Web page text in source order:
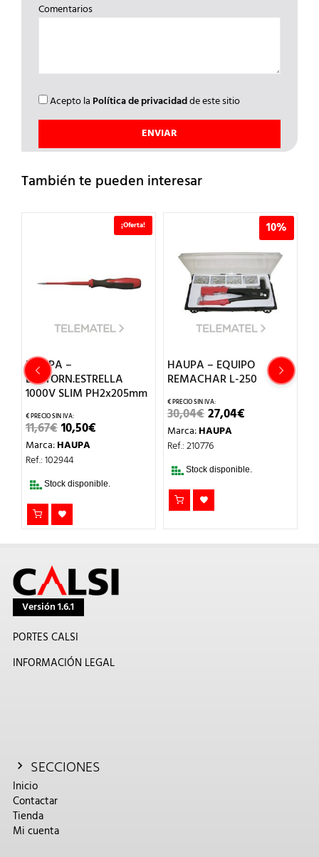
Comentarios
Acepto la Política de privacidadde este sitio
También te pueden interesar
¡Oferta!
HAUPA –
DESTORN.ESTRELLA
1000V SLIM PH2x205mm
11,67€EL
PRECIO
ORIGINAL
ERA:
10,50€
Marca:HAUPA
Ref.: 102944
Stock disponible.
10%
HAUPA – EQUIPO
REMACHAR L-250
30,04€EL
PRECIO
ORIGINAL
ERA:
27,04€
Marca:HAUPA
Ref.: 210776
Stock disponible.
Versión 1.6.1
PORTES CALSI
INFORMACIÓN LEGAL
SECCIONES
Inicio
Contactar
Tienda
Mi cuenta